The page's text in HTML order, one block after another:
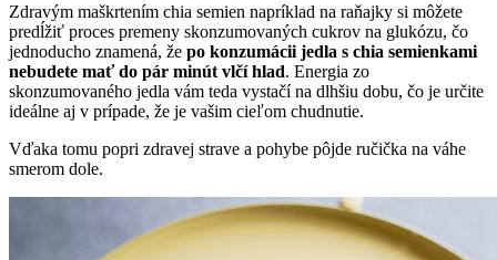
Zdravým maškrtením chia semien napríklad na raňajky si môžete
predĺžiť proces premeny skonzumovaných cukrov na glukózu, čo
jednoducho znamená, že po konzumácii jedla s chia semienkami
nebudete mať do pár minút vlčí hlad. Energia zo
skonzumovaného jedla vám teda vystačí na dlhšiu dobu, čo je určite
ideálne aj v prípade, že je vašim cieľom chudnutie.
Vďaka tomu popri zdravej strave a pohybe pôjde ručička na váhe
smerom dole.